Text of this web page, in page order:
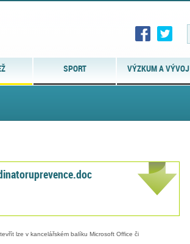
SPORT VÝZKUM A VÝVOJ
lze v kancelářském balíku Microsoft Office či